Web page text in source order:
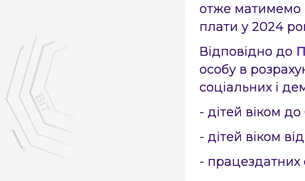
отже матимемо
плати у 2024
Відповідно до
особу в
соціальних і
- дітей віком до
- дітей віком
- працездатних